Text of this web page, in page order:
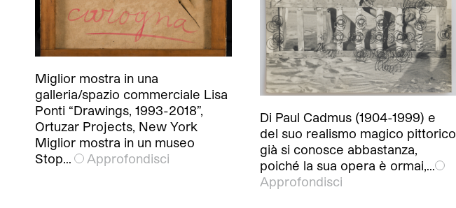
Miglior mostra in una
galleria/spazio commerciale Lisa
Ponti “Drawings, 1993-2018”,
Ortuzar Projects, New York
Miglior mostra in un museo
Stop…
Approfondisci
Di Paul Cadmus (1904-1999) e
del suo realismo magico pittorico
già si conosce abbastanza,
poiché la sua opera è ormai,…
Approfondisci